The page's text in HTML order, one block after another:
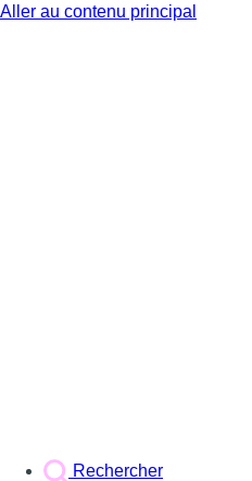
Aller au contenu principal
Rechercher